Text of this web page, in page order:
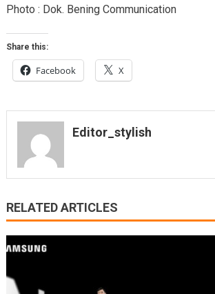
Photo : Dok. Bening Communication
Share this:
Facebook X
Editor_stylish
RELATED ARTICLES